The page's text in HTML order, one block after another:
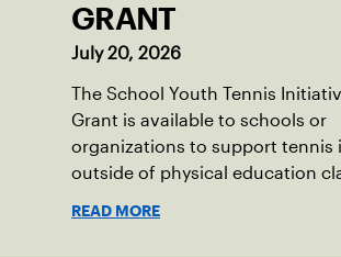
GRANT
July 20, 2026
The School Youth Tennis
Grant is available to schools or
organizations to support tennis
outside of physical education
READ MORE